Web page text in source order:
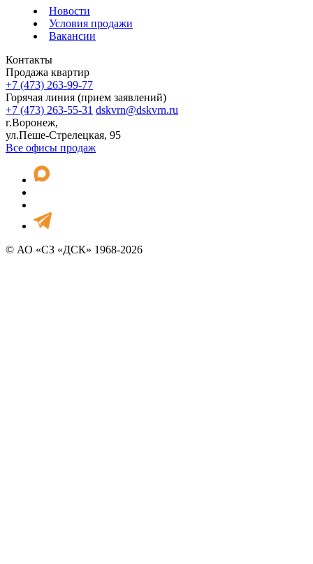
Новости
Условия продажи
Вакансии
Контакты
Продажа квартир
+7 (473) 263-99-77
Горячая линия (прием заявлений)
+7 (473) 263-55-31 dskvrn@dskvrn.ru
г.Воронеж,
ул.Пеше-Стрелецкая, 95
Все офисы продаж
© АО «СЗ «ДСК» 1968-2026